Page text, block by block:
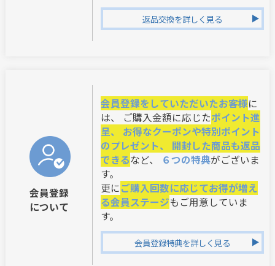
返品交換を詳しく見る
会員登録
について
会員登録をしていただいたお客様に
は、 ご購入金額に応じたポイント進
呈、 お得なクーポンや特別ポイント
のプレゼント、 開封した商品も返品
できるなど、 ６つの特典がございま
す。
更にご購入回数に応じてお得が増え
る会員ステージもご用意していま
す。
会員登録特典を詳しく見る